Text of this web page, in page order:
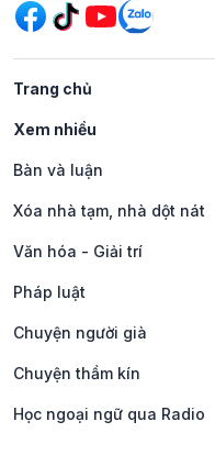
Trang chủ
Xem nhiều
Bàn và luận
Xóa nhà tạm, nhà dột nát
Văn hóa - Giải trí
Pháp luật
Chuyện người già
Chuyện thầm kín
Học ngoại ngữ qua Radio